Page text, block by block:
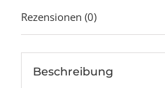
Rezensionen (0)
Beschreibung